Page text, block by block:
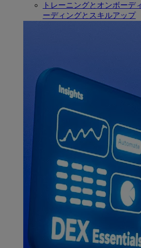
トレーニングとオンボーデ
ーディングとスキルアップ